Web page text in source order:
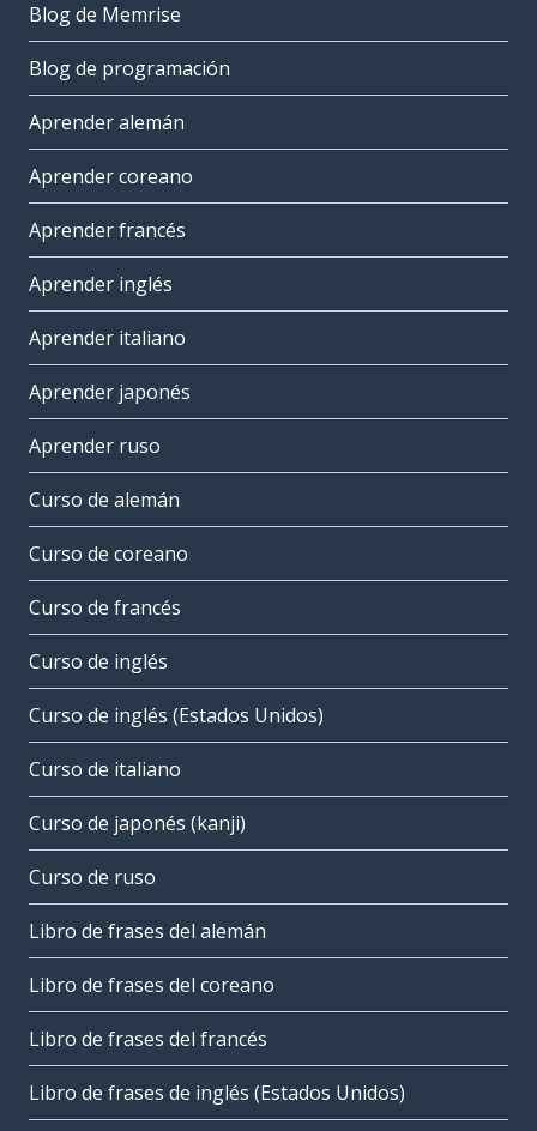
Blog de Memrise
Blog de programación
Aprender alemán
Aprender coreano
Aprender francés
Aprender inglés
Aprender italiano
Aprender japonés
Aprender ruso
Curso de alemán
Curso de coreano
Curso de francés
Curso de inglés
Curso de inglés (Estados Unidos)
Curso de italiano
Curso de japonés (kanji)
Curso de ruso
Libro de frases del alemán
Libro de frases del coreano
Libro de frases del francés
Libro de frases de inglés (Estados Unidos)